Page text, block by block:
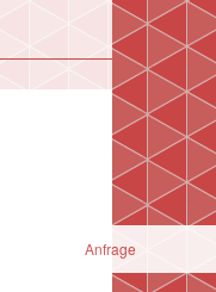
Anfrage